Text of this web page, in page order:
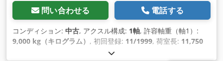
問い合わせる 電話する
コンディション: 中古, アクスル構成: 1軸, 許容軸重（軸1）:
9,000 kg（キログラム） , 初回登録: 11/1999, 荷室長: 11,750
, 荷室高: